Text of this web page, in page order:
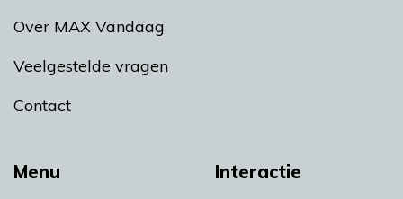
Menu Interactie
Over MAX Vandaag
Veelgestelde vragen
Contact